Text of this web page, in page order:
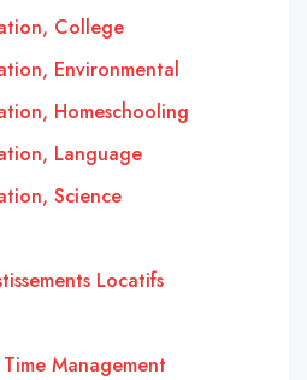
College
Environmental
Homeschooling
Language
Science
Locatifs
Management